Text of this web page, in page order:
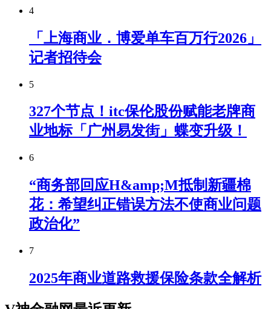
4
「上海商业．博爱单车百万行2026」
记者招待会
5
327个节点！itc保伦股份赋能老牌商
业地标「广州易发街」蝶变升级！
6
“商务部回应H&amp;M抵制新疆棉
花：希望纠正错误方法不使商业问题
政治化”
7
2025年商业道路救援保险条款全解析